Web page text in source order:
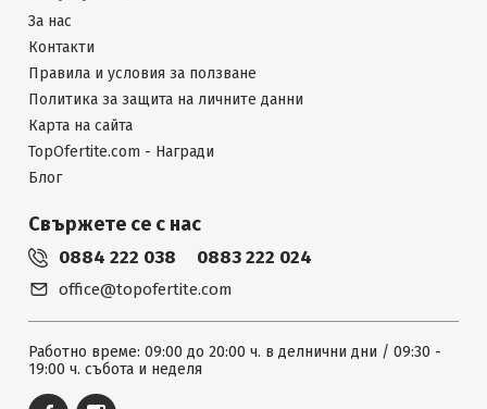
За нас
Контакти
Правила и условия за ползване
Политика за защита на личните данни
Карта на сайта
TopOfertite.com - Награди
Блог
Свържете се с нас
0884 222 038 0883 222 024
office@topofertite.com
Работно време: 09:00 до 20:00 ч. в делнични дни / 09:30 -
19:00 ч. събота и неделя